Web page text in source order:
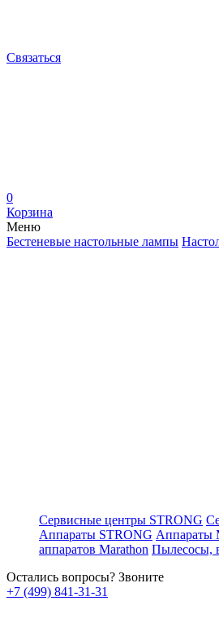
Связаться
0
Корзина
Меню
Бестеневые настольные лампы
Сервисные центры STRONG
Аппараты STRONG Аппараты
аппаратов Marathon Пылесосы,
Остались вопросы? Звоните
+7 (499) 841-31-31